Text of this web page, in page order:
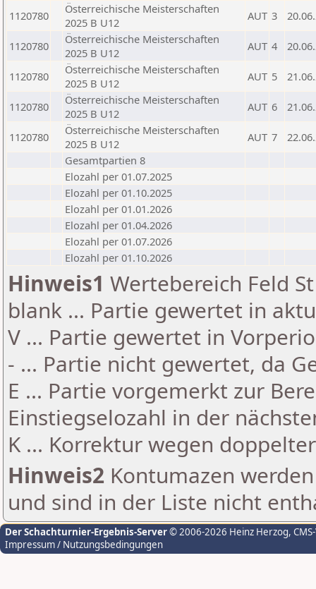
1120780
Österreichische Meisterschaften
2025 B U12
AUT 3
1120780
Österreichische Meisterschaften
2025 B U12
AUT 4
1120780
Österreichische Meisterschaften
2025 B U12
AUT 5
1120780
Österreichische Meisterschaften
2025 B U12
AUT 6
1120780
Österreichische Meisterschaften
2025 B U12
AUT 7
Gesamtpartien 8
Elozahl per 01.07.2025
Elozahl per 01.10.2025
Elozahl per 01.01.2026
Elozahl per 01.04.2026
Elozahl per 01.07.2026
Elozahl per 01.10.2026
Hinweis1 Wertebereich Feld
blank ... Partie gewertet in
V ... Partie gewertet in
- ... Partie nicht gewertet, da
E ... Partie vorgemerkt zur
Einstiegselozahl in der
K ... Korrektur wegen
Hinweis2 Kontumazen
und sind in der Liste nicht
Der Schachturnier-Ergebnis-Server© 2006-2026 Heinz Herzog,
Impressum / Nutzungsbedingungen